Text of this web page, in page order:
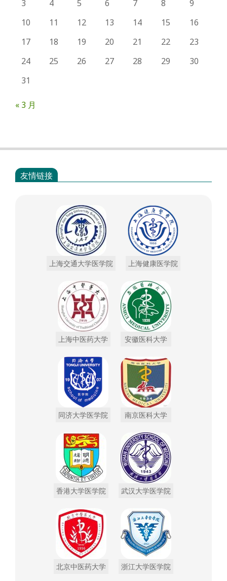
3 4 5 6 7 8
9
10
11 12 13 14 15
16
17
18 19 20 21 22
23
24
25 26 27 28 29
30
31
« 3 月
友情链接
上海交通大学医学院 上海健康医学院
上海中医药大学 安徽医科大学
同济大学医学院 南京医科大学
香港大学医学院 武汉大学医学院
北京中医药大学 浙江大学医学院